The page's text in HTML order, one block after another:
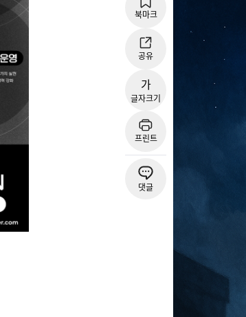
북마크
공유
가
글자크기
프린트
댓글